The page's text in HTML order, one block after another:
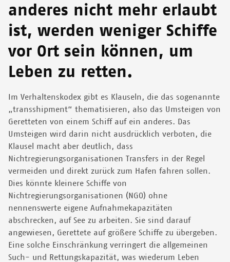
anderes nicht mehr erlaubt
ist, werden weniger Schiffe
vor Ort sein können, um
Leben zu retten.
Im Verhaltenskodex gibt es Klauseln, die das sogenannte
„transshipment“ thematisieren, also das Umsteigen von
Geretteten von einem Schiff auf ein anderes. Das
Umsteigen wird darin nicht ausdrücklich verboten, die
Klausel macht aber deutlich, dass
Nichtregierungsorganisationen Transfers in der Regel
vermeiden und direkt zurück zum Hafen fahren sollen.
Dies könnte kleinere Schiffe von
Nichtregierungsorganisationen (NGO) ohne
nennenswerte eigene Aufnahmekapazitäten
abschrecken, auf See zu arbeiten. Sie sind darauf
angewiesen, Gerettete auf größere Schiffe zu übergeben.
Eine solche Einschränkung verringert die allgemeinen
Such- und Rettungskapazität, was wiederum Leben